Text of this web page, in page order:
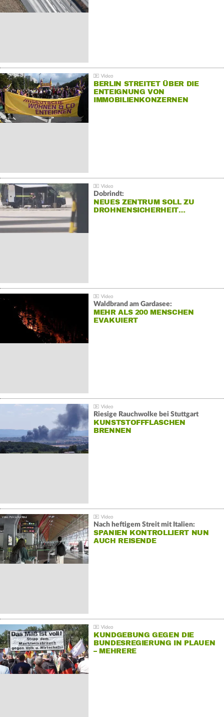
BERLIN STREITET ÜBER DIE
ENTEIGNUNG VON
IMMOBILIENKONZERNEN
Dobrindt:
NEUES ZENTRUM SOLL ZU
DROHNENSICHERHEIT…
Waldbrand am Gardasee:
MEHR ALS 200 MENSCHEN
EVAKUIERT
Riesige Rauchwolke bei Stuttgart
KUNSTSTOFFFLASCHEN
BRENNEN
Nach heftigem Streit mit Italien:
SPANIEN KONTROLLIERT NUN
AUCH REISENDE
KUNDGEBUNG GEGEN DIE
BUNDESREGIERUNG IN PLAUEN
– MEHRERE